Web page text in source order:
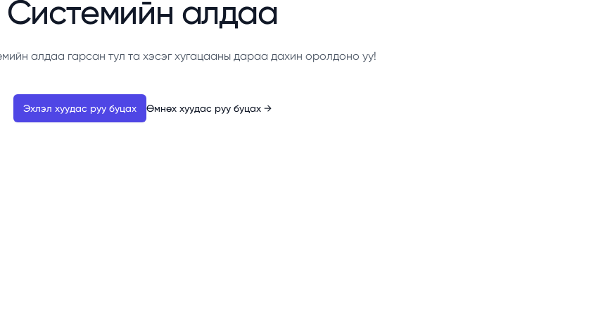
Системийн алдаа
алдаа гарсан тул та хэсэг хугацааны дараа дахин оролдоно уу!
Эхлэл хуудас руу буцах Өмнөх хуудас руу буцах →